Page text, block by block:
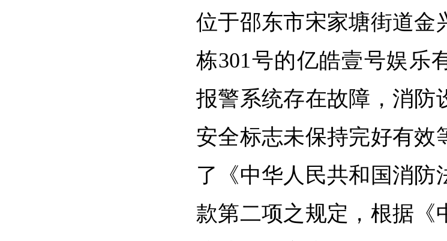
位于邵东市宋家塘街道金
栋301号的亿皓壹号娱乐
报警系统存在故障，消防
安全标志未保持完好有效
了《中华人民共和国消防
款第二项之规定，根据《